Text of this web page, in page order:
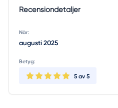
Recensiondetaljer
När:
augusti 2025
Betyg:
5av 5